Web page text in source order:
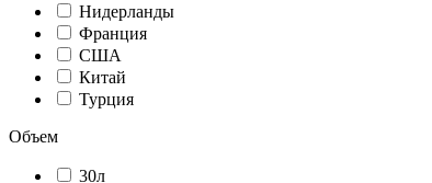
Нидерланды
Франция
США
Китай
Турция
Объем
30л